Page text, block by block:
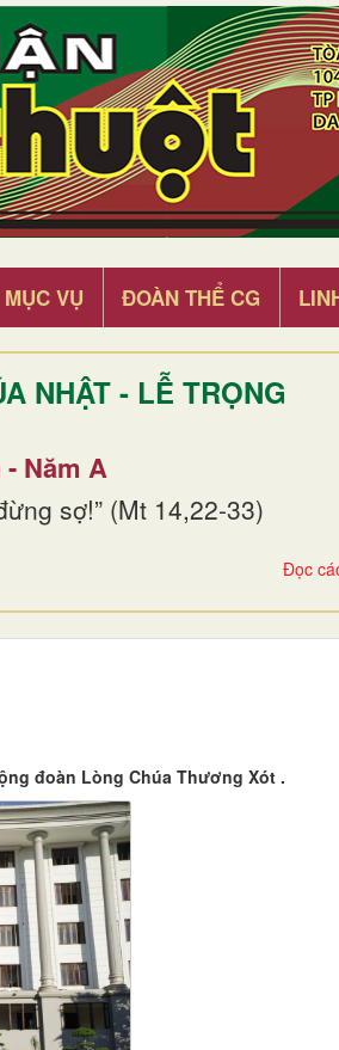
VỤ ĐOÀN THỂ CG
NHẬT - LỄ TRỌNG
Năm A
sợ!” (Mt 14,22-33)
Đọc
đoàn Lòng Chúa Thương Xót .